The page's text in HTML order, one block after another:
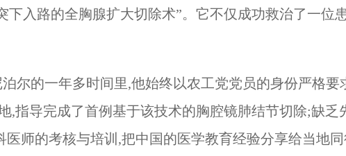
入路的全胸腺扩大切除术”。它不仅成功救治了一
尔的一年多时间里,他始终以农工党党员的身份严格
,指导完成了首例基于该技术的胸腔镜肺结节切除;缺
师的考核与培训,把中国的医学教育经验分享给当地